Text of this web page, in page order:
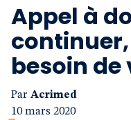
Appel à
besoin de
Par Acrimed
10 mars 2020